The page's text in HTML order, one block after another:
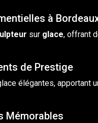
à
sur glace, offrant
de Prestige
élégantes, apportant
Mémorables